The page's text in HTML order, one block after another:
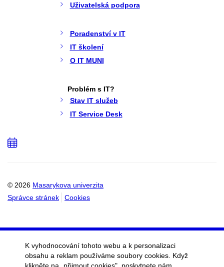
Uživatelská podpora
Poradenství v IT
IT školení
O IT MUNI
Problém s IT?
Stav IT služeb
IT Service Desk
© 2026 Masarykova univerzita
Správce stránek
Cookies
Přidat
K vyhodnocování tohoto webu a k personalizaci
obsahu a reklam používáme soubory cookies. Když